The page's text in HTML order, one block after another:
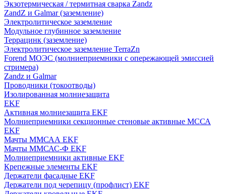
Экзотермическая / термитная сварка Zandz
ZandZ и Galmar (заземление)
Электролитическое заземление
Модульное глубинное заземление
Террацинк (заземление)
Электролитическое заземление TerraZn
Forend МОЭС (молниеприемники с опережающей эмиссией
стримера)
Zandz и Galmar
Проводники (токоотводы)
Изолированная молниезащита
EKF
Активная молниезащита EKF
Молниеприемники секционные стеновые активные МССА
EKF
Мачты ММСАА EKF
Мачты ММСАС-Ф EKF
Молниеприемники активные EKF
Крепежные элементы EKF
Держатели фасадные EKF
Держатели под черепицу (профлист) EKF